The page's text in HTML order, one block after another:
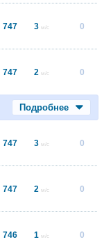
747 3 м/с 0
747 2 м/с 0
Подробнее
747 3 м/с 0
747 2 м/с 0
746 1 м/с 0